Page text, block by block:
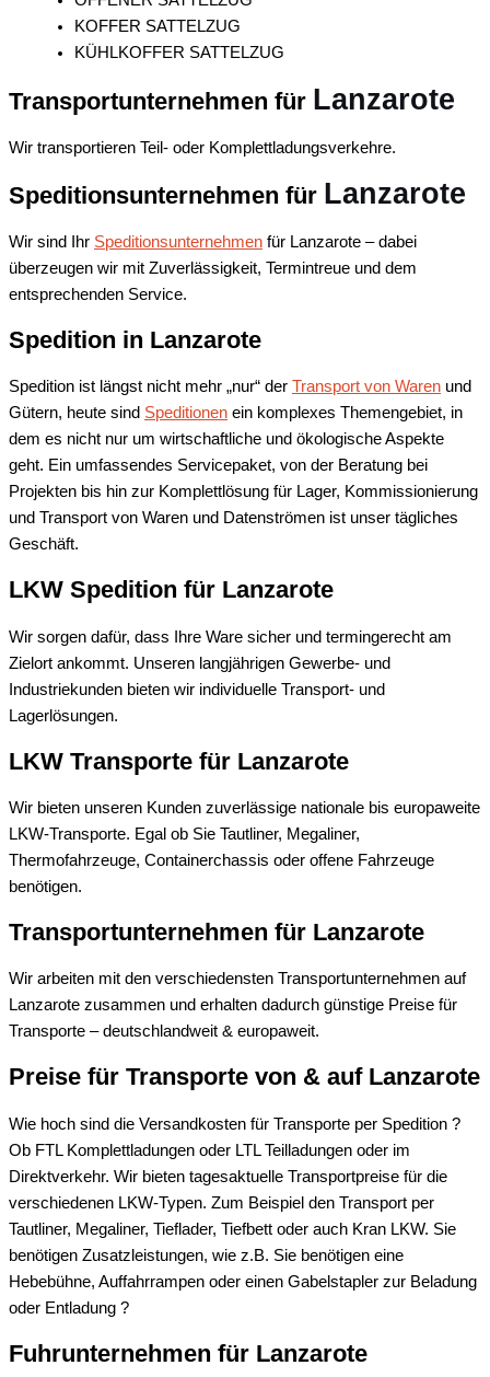
KOFFER SATTELZUG
KÜHLKOFFER SATTELZUG
Transportunternehmen für Lanzarote
Wir transportieren Teil- oder Komplettladungsverkehre.
Speditionsunternehmen für Lanzarote
Wir sind Ihr Speditionsunternehmen für Lanzarote – dabei
überzeugen wir mit Zuverlässigkeit, Termintreue und dem
entsprechenden Service.
Spedition in Lanzarote
Spedition ist längst nicht mehr „nur“ der Transport von Waren und
Gütern, heute sind Speditionen ein komplexes Themengebiet, in
dem es nicht nur um wirtschaftliche und ökologische Aspekte
geht. Ein umfassendes Servicepaket, von der Beratung bei
Projekten bis hin zur Komplettlösung für Lager, Kommissionierung
und Transport von Waren und Datenströmen ist unser tägliches
Geschäft.
LKW Spedition für Lanzarote
Wir sorgen dafür, dass Ihre Ware sicher und termingerecht am
Zielort ankommt. Unseren langjährigen Gewerbe- und
Industriekunden bieten wir individuelle Transport- und
Lagerlösungen.
LKW Transporte für Lanzarote
Wir bieten unseren Kunden zuverlässige nationale bis europaweite
LKW-Transporte. Egal ob Sie Tautliner, Megaliner,
Thermofahrzeuge, Containerchassis oder offene Fahrzeuge
benötigen.
Transportunternehmen für Lanzarote
Wir arbeiten mit den verschiedensten Transportunternehmen auf
Lanzarote zusammen und erhalten dadurch günstige Preise für
Transporte – deutschlandweit & europaweit.
Preise für Transporte von & auf Lanzarote
Wie hoch sind die Versandkosten für Transporte per Spedition ?
Ob FTL Komplettladungen oder LTL Teilladungen oder im
Direktverkehr. Wir bieten tagesaktuelle Transportpreise für die
verschiedenen LKW-Typen. Zum Beispiel den Transport per
Tautliner, Megaliner, Tieflader, Tiefbett oder auch Kran LKW. Sie
benötigen Zusatzleistungen, wie z.B. Sie benötigen eine
Hebebühne, Auffahrrampen oder einen Gabelstapler zur Beladung
oder Entladung ?
Fuhrunternehmen für Lanzarote